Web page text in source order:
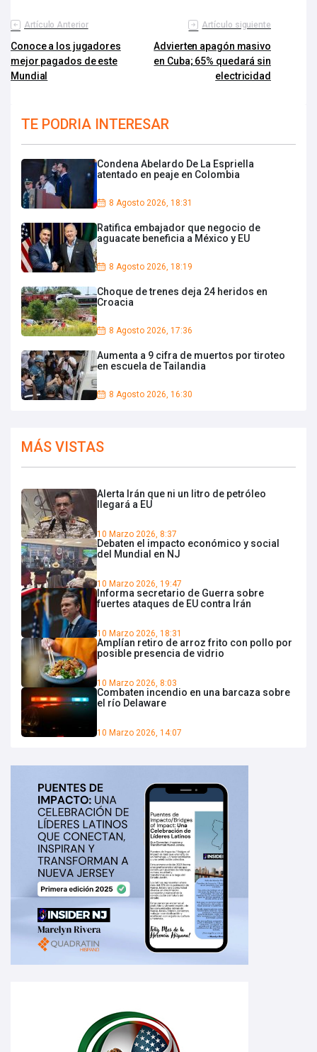
Artículo Anterior
Conoce a los jugadores
mejor pagados de este
Mundial
Artículo siguiente
Advierten apagón masivo
en Cuba; 65% quedará sin
electricidad
TE PODRIA INTERESAR
Condena Abelardo De La Espriella
atentado en peaje en Colombia
8 Agosto 2026, 18:31
Ratifica embajador que negocio de
aguacate beneficia a México y EU
8 Agosto 2026, 18:19
Choque de trenes deja 24 heridos en
Croacia
8 Agosto 2026, 17:36
Aumenta a 9 cifra de muertos por tiroteo
en escuela de Tailandia
8 Agosto 2026, 16:30
MÁS VISTAS
Alerta Irán que ni un litro de petróleo
llegará a EU
10 Marzo 2026, 8:37
Debaten el impacto económico y social
del Mundial en NJ
10 Marzo 2026, 19:47
Informa secretario de Guerra sobre
fuertes ataques de EU contra Irán
10 Marzo 2026, 18:31
Amplían retiro de arroz frito con pollo por
posible presencia de vidrio
10 Marzo 2026, 8:03
Combaten incendio en una barcaza sobre
el río Delaware
10 Marzo 2026, 14:07